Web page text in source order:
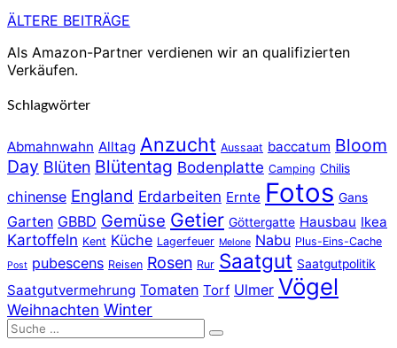
Beitragsnavigation
ÄLTERE BEITRÄGE
Als Amazon-Partner verdienen wir an qualifizierten
Verkäufen.
Schlagwörter
Abmahnwahn Alltag Anzucht Aussaat baccatum Bloom
Day Blüten Blütentag Bodenplatte Camping Chilis
chinense England Erdarbeiten Ernte Fotos Gans
Garten GBBD Gemüse Getier Göttergatte Hausbau Ikea
Kartoffeln Kent Küche Lagerfeuer Melone Nabu Plus-Eins-Cache
Post pubescens Reisen Rosen Rur Saatgut Saatgutpolitik
Saatgutvermehrung Tomaten Torf Ulmer Vögel
Weihnachten Winter
Suche
Suchen